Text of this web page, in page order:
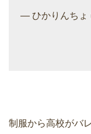
— ひかりんちょ
制服から高校がバ